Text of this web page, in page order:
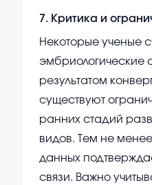
7. Критика и
Некоторые ученые
эмбриологические
результатом
существуют
ранних стадий
видов. Тем не
данных
связи. Важно